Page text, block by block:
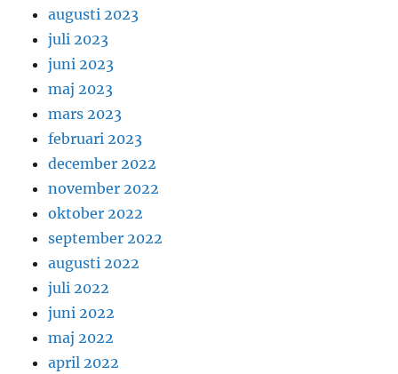
augusti 2023
juli 2023
juni 2023
maj 2023
mars 2023
februari 2023
december 2022
november 2022
oktober 2022
september 2022
augusti 2022
juli 2022
juni 2022
maj 2022
april 2022